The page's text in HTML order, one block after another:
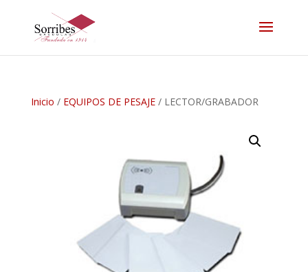
Inicio / EQUIPOS DE PESAJE/ LECTOR/GRABADOR